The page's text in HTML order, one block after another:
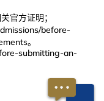
官方证明；
before-
。
submitting-an-